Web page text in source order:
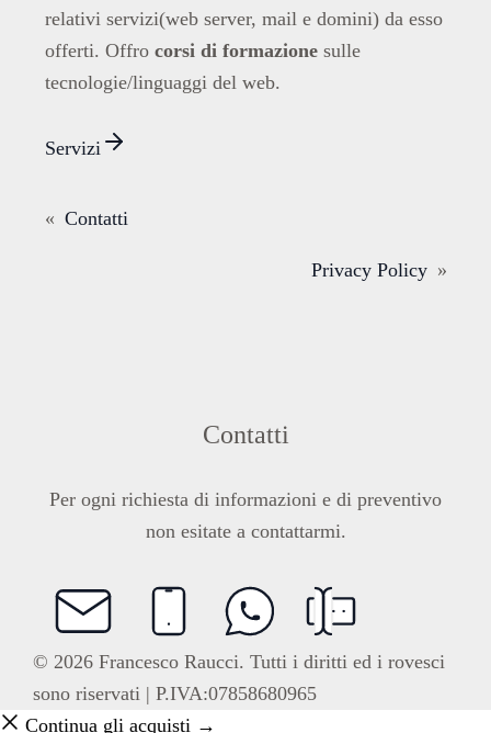
relativi servizi(web server, mail e domini) da esso
offerti. Offro corsi di formazionesulle
tecnologie/linguaggi del web.
Servizi
« Contatti
Privacy Policy »
Contatti
Per ogni richiesta di informazioni e di preventivo
non esitate a contattarmi.
© 2026 Francesco Raucci. Tutti i diritti ed i rovesci
sono riservati | P.IVA:07858680965
Continua gli acquisti →